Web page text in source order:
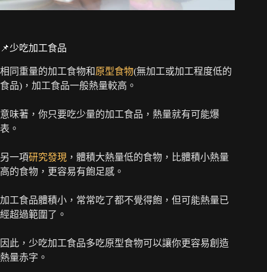
📌少吃加工食品
相同重量的加工食物和原型食物(無加工或加工程度低的
食品)，加工食品一般熱量較高。
意味著，你只要吃少量的加工食品，熱量就有可能爆
表。
另一項研究發現 ，體積大熱量低的食物，比體積小熱量
高的食物，更容易有飽足感。
加工食品體積小，常常吃了都不覺得飽，但可能熱量已
經超過範圍了。
因此，少吃加工食品多吃原型食物可以讓你更容易創造
熱量赤字。